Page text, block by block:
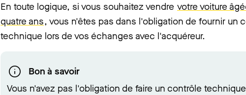
En toute logique, si vous souhaitez vendre votre voiture
quatre ans, vous n'êtes pas dans l'obligation de fournir un
technique lors de vos échanges avec l'acquéreur.
Bon à savoir
Vous n'avez pas l'obligation de faire un contrôle